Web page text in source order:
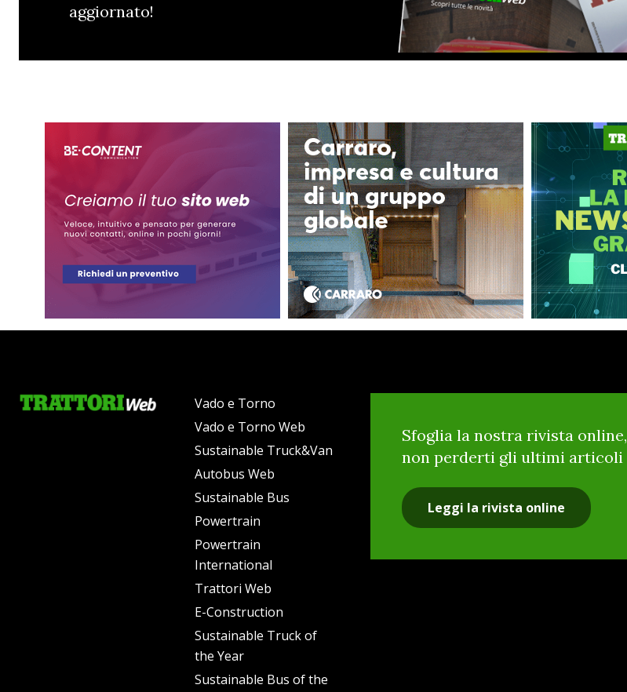
aggiornato!
Vado e Torno
Vado e Torno Web
Sustainable Truck&Van
Autobus Web
Sustainable Bus
Powertrain
Powertrain
International
Trattori Web
E-Construction
Sustainable Truck of
the Year
Sustainable Bus of the
Sfoglia la nostra rivista online,
non perderti gli ultimi articoli
Leggi la rivista online